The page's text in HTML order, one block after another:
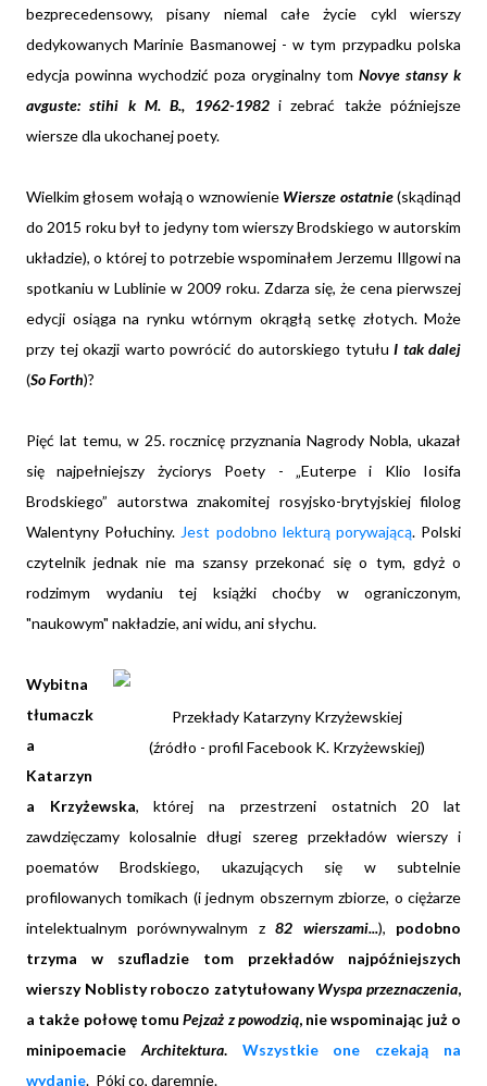
bezprecedensowy, pisany niemal całe życie cykl wierszy
dedykowanych Marinie Basmanowej - w tym przypadku polska
edycja powinna wychodzić poza oryginalny tom Novye stansy k
avguste: stihi k M. B., 1962-1982i zebrać także późniejsze
wiersze dla ukochanej poety.
Wielkim głosem wołają o wznowienie Wiersze ostatnie(skądinąd
do 2015 roku był to jedyny tom wierszy Brodskiego w autorskim
układzie), o której to potrzebie wspominałem Jerzemu Illgowi na
spotkaniu w Lublinie w 2009 roku. Zdarza się, że cena pierwszej
edycji osiąga na rynku wtórnym okrągłą setkę złotych. Może
przy tej okazji warto powrócić do autorskiego tytułu I tak dalej
(So Forth)?
Pięć lat temu, w 25. rocznicę przyznania Nagrody Nobla, ukazał
się najpełniejszy życiorys Poety - „Euterpe i Klio Iosifa
Brodskiego” autorstwa znakomitej rosyjsko-brytyjskiej filolog
Walentyny Połuchiny. Jest podobno lekturą porywającą. Polski
czytelnik jednak nie ma szansy przekonać się o tym, gdyż o
rodzimym wydaniu tej książki choćby w ograniczonym,
"naukowym" nakładzie, ani widu, ani słychu.
Przekłady Katarzyny Krzyżewskiej
(źródło - profil Facebook K. Krzyżewskiej)
Wybitna
tłumaczk
a
Katarzyn
a Krzyżewska, której na przestrzeni ostatnich 20 lat
zawdzięczamy kolosalnie długi szereg przekładów wierszy i
poematów Brodskiego, ukazujących się w subtelnie
profilowanych tomikach (i jednym obszernym zbiorze, o ciężarze
intelektualnym porównywalnym z82 wierszami...), podobno
trzyma w szufladzie tom przekładów najpóźniejszych
wierszy Noblisty roboczo zatytułowanyWyspa przeznaczenia,
a także połowę tomuPejzaż z powodzią, nie wspominając już o
minipoemacie Architektura. Wszystkie one czekają na
wydanie. Póki co, daremnie.